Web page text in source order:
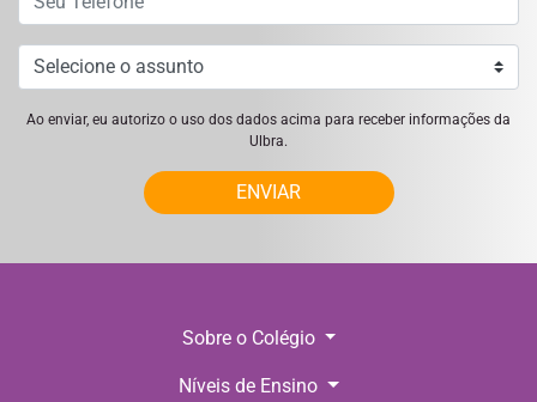
Ao enviar, eu autorizo o uso dos dados acima para receber informações da
Ulbra.
ENVIAR
Sobre o Colégio
Níveis de Ensino